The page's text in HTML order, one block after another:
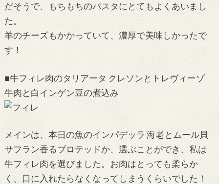
だそうで、もちもちのパスタにとてもよくあいまし
た。
羊のチーズもかかっていて、濃厚で美味しかったで
す！
■牛フィレ肉のタリアータ クレソンとトレヴィーゾ
牛肉と白インゲン豆の煮込み
メインは、本日の魚のインパデッラ 海老とムール貝
サフラン香るブロテッドか、選ぶことができ、私は
牛フィレ肉を選びました。お肉はとっても柔らか
く、口に入れたらなくなってしまうくらいでした！